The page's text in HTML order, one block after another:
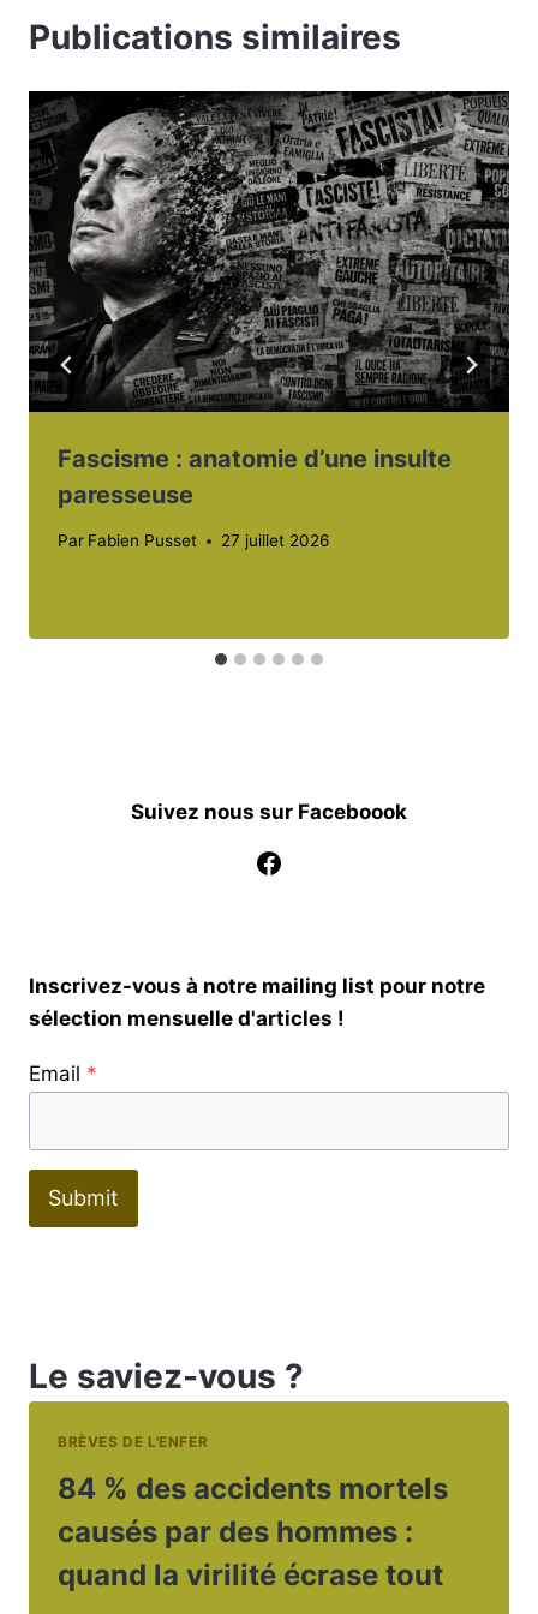
Publications similaires
Fascisme : anatomie d’une insulte
paresseuse
Par Fabien Pusset 27 juillet 2026
Suivez nous sur Faceboook
Facebook
Inscrivez-vous à notre mailing list pour notre
sélection mensuelle d'articles !
Email *
Submit
Le saviez-vous ?
BRÈVES DE L'ENFER
84 % des accidents mortels
causés par des hommes :
quand la virilité écrase tout